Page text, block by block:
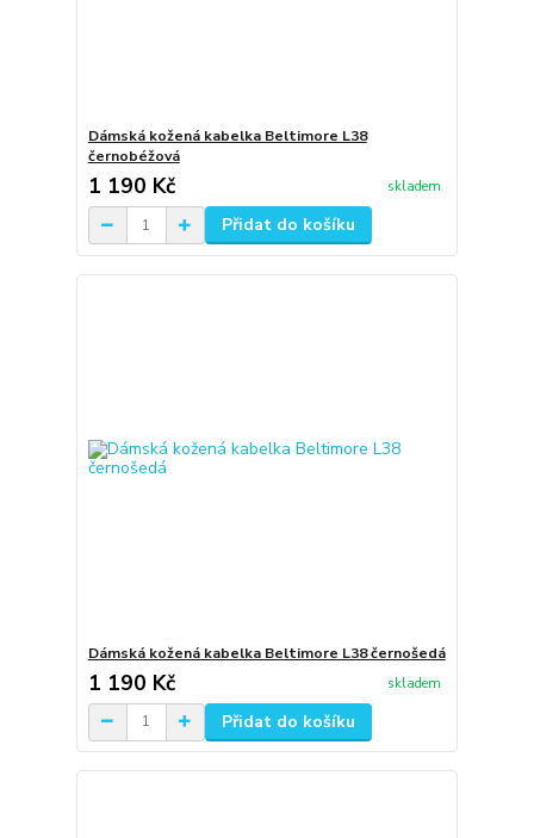
Dámská kožená kabelka Beltimore L38
černobéžová
1 190 Kč skladem
Přidat do košíku
Dámská kožená kabelka Beltimore L38 černošedá
1 190 Kč skladem
Přidat do košíku